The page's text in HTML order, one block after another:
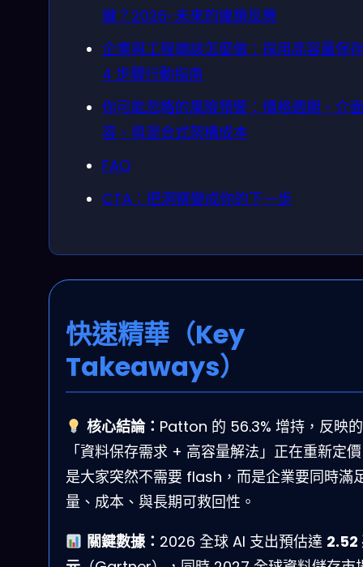
鏈？2026-未來的連鎖反應
企業與工程端該怎麼做：採用高容量保
4 步驟行動指南
你可能忽略的風險預警：價格週期、介
容、與混合式架構成本
FAQ
CTA：把洞察變成你的下一步
快速精華（Key
Takeaways）
核心結論： Patton 的 56.3% 增持，反映
「資料保存需求 + 高容量解法」正在重新定
是大家突然不需要 flash，而是企業要同時滿
量、成本、與長期可救回性。
關鍵數據： 2026 全球 AI 支出預估達 2.52